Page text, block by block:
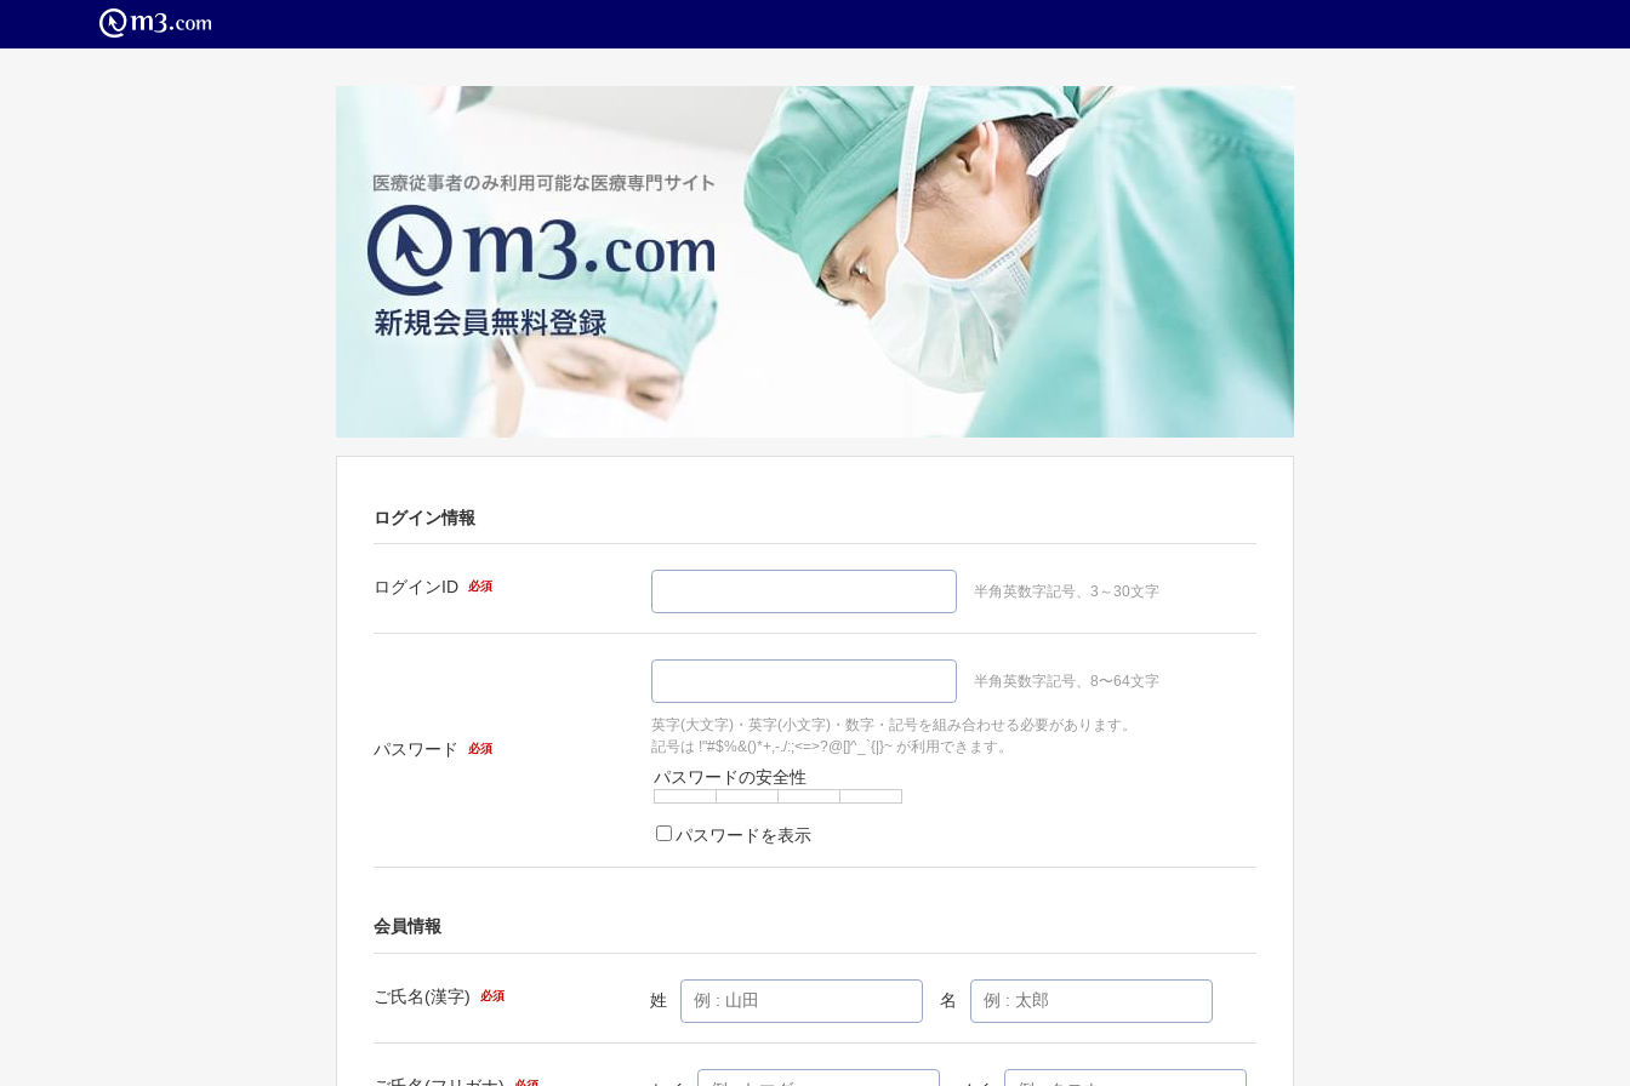
ログイン情報
ログインID 必須 半角英数字記号、3～30文字
パスワード 必須
半角英数字記号、8〜64文字
英字(大文字)・英字(小文字)・数字・記号を組み合わせる必要があります。
記号は !"#$%&()*+,-./:;<=>?@[]^_`{|}~ が利用できます。
パスワードの安全性
パスワードを表示
会員情報
ご氏名(漢字) 必須 姓 名